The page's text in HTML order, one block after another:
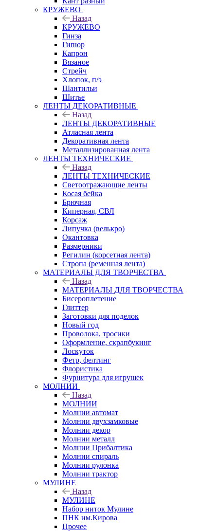
КРУЖЕВО
Назад
КРУЖЕВО
Гинза
Гипюр
Капрон
Вязаное
Стрейч
Хлопок, п/э
Шантильи
Шитье
ЛЕНТЫ ДЕКОРАТИВНЫЕ
Назад
ЛЕНТЫ ДЕКОРАТИВНЫЕ
Атласная лента
Декоративная лента
Металлизированная лента
ЛЕНТЫ ТЕХНИЧЕСКИЕ
Назад
ЛЕНТЫ ТЕХНИЧЕСКИЕ
Светоотражающие ленты
Косая бейка
Брючная
Киперная, СВЛ
Корсаж
Липучка (велькро)
Окантовка
Размерники
Регилин (корсетная лента)
Стропа (ременная лента)
МАТЕРИАЛЫ ДЛЯ ТВОРЧЕСТВА
Назад
МАТЕРИАЛЫ ДЛЯ ТВОРЧЕСТВА
Бисероплетение
Глиттер
Заготовки для поделок
Новый год
Проволока, тросики
Оформление, скрапбукинг
Лоскуток
Фетр, фелтинг
Флористика
Фурнитура для игрушек
МОЛНИИ
Назад
МОЛНИИ
Молнии автомат
Молнии двухзамковые
Молнии декор
Молнии металл
Молнии Прибалтика
Молнии спираль
Молнии рулонка
Молнии трактор
МУЛИНЕ
Назад
МУЛИНЕ
Набор ниток Мулине
ПНК им.Кирова
Прочее